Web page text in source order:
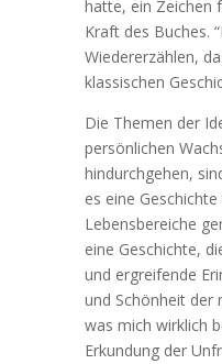
hatte, ein Zeichen
Kraft des Buches.
Wiedererzählen,
klassischen
Die Themen der
persönlichen
hindurchgehen,
es eine
Lebensbereiche
eine Geschichte,
und ergreifende
und Schönheit der
was mich wirklich
Erkundung der